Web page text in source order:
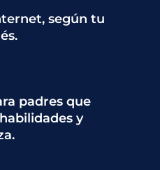
según tu
padres que
y